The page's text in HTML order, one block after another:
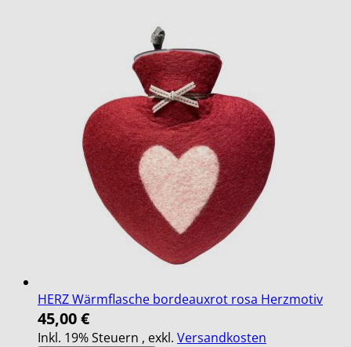
HERZ Wärmflasche bordeauxrot rosa Herzmotiv
45,00 €
Inkl. 19% Steuern , exkl. Versandkosten